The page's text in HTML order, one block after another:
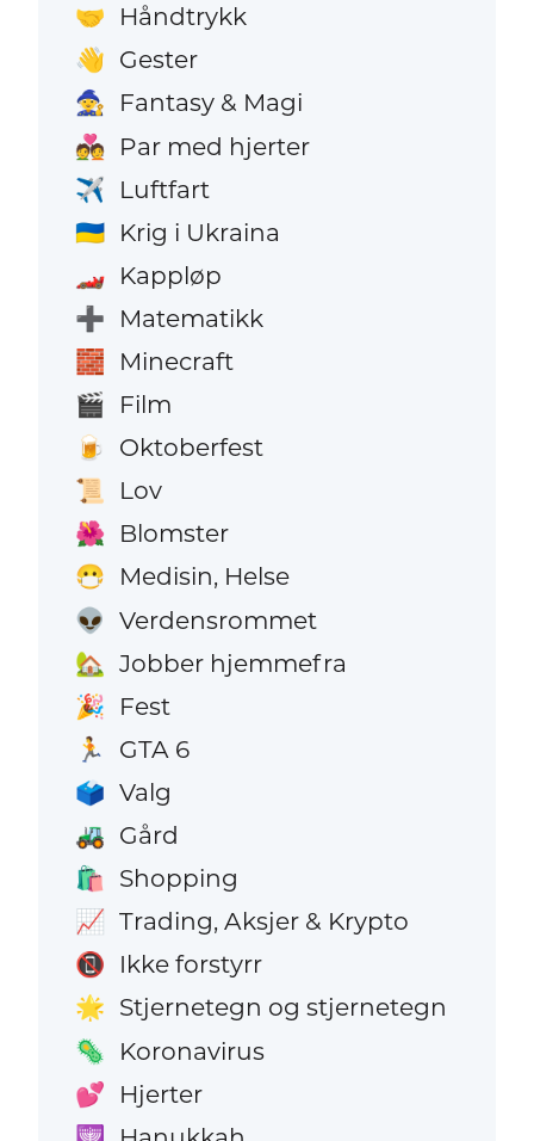
🤝 Håndtrykk
👋 Gester
🧙 Fantasy & Magi
💑 Par med hjerter
✈️ Luftfart
🇺🇦 Krig i Ukraina
🏎️ Kappløp
➕ Matematikk
🧱 Minecraft
🎬 Film
🍺 Oktoberfest
📜 Lov
🌺 Blomster
😷 Medisin, Helse
👽 Verdensrommet
🏡 Jobber hjemmefra
🎉 Fest
🏃 GTA 6
🗳️ Valg
🚜 Gård
🛍️ Shopping
📈 Trading, Aksjer & Krypto
📵 Ikke forstyrr
🌟 Stjernetegn og stjernetegn
🦠 Koronavirus
💕 Hjerter